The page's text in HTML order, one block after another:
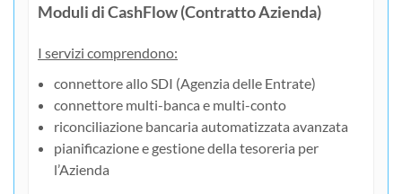
Moduli di CashFlow (Contratto Azienda)
I servizi comprendono:
connettore allo SDI (Agenzia delle Entrate)
connettore multi-banca e multi-conto
riconciliazione bancaria automatizzata avanzata
pianificazione e gestione della tesoreria per
l’Azienda